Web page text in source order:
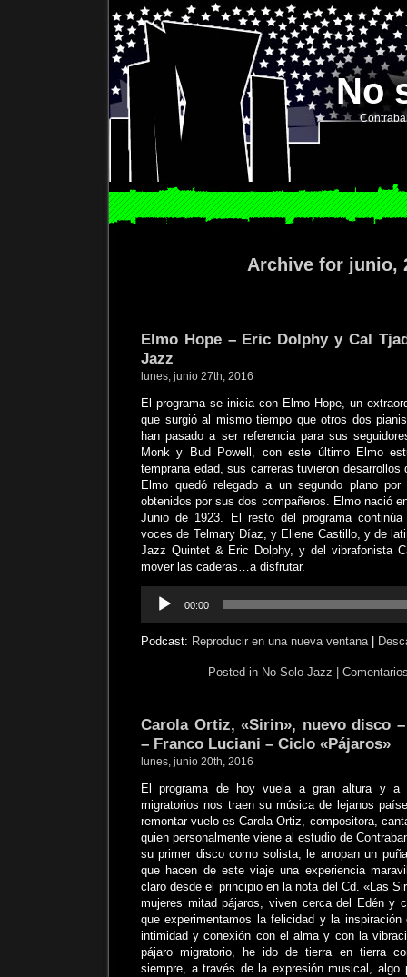
No
Archive for junio,
Elmo Hope – Eric Dolphy y Cal
Jazz
lunes, junio 27th, 2016
El programa se inicia con Elmo Hope, un
que surgió al mismo tiempo que otros dos
han pasado a ser referencia para sus
Monk y Bud Powell, con este último Elmo
temprana edad, sus carreras tuvieron
Elmo quedó relegado a un segundo plano
obtenidos por sus dos compañeros. Elmo nació
Junio de 1923. El resto del programa
voces de Telmary Díaz, y Eliene Castillo, y de
Jazz Quintet & Eric Dolphy, y del vibrafonista
mover las caderas…a disfrutar.
audio
00:00
Podcast: Reproducir en una nueva ventana|
Posted in No Solo Jazz
Carola Ortiz, «Sirin», nuevo disco
– Franco Luciani – Ciclo «Pájaros»
lunes, junio 20th, 2016
El programa de hoy vuela a gran altura y a
migratorios nos traen su música de lejanos
remontar vuelo es Carola Ortiz, compositora,
quien personalmente viene al estudio de
su primer disco como solista, le arropan un
que hacen de este viaje una experiencia
claro desde el principio en la nota del Cd. «Las
mujeres mitad pájaros, viven cerca del Edén y
que experimentamos la felicidad y la
intimidad y conexión con el alma y con la
pájaro migratorio, he ido de tierra en tierra
siempre, a través de la expresión musical, algo